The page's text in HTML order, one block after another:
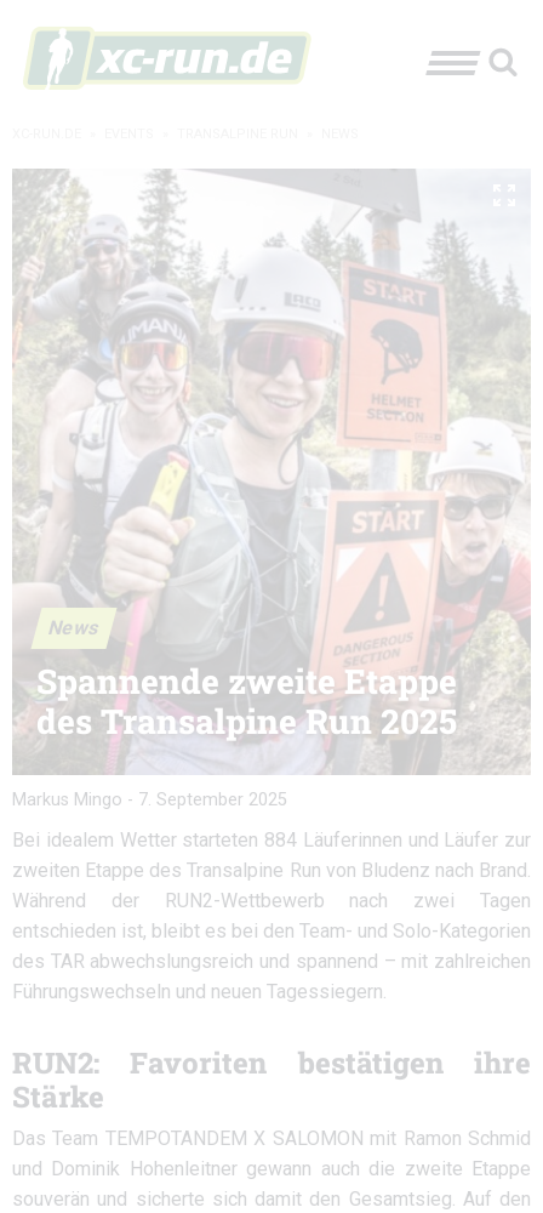
News
Spannende zweite Etappe
des Transalpine Run 2025
Markus Mingo - 7. September 2025
Bei idealem Wetter starteten 884 Läuferinnen und Läufer zur
zweiten Etappe des Transalpine Run von Bludenz nach Brand.
Während der RUN2-Wettbewerb nach zwei Tagen
entschieden ist, bleibt es bei den Team- und Solo-Kategorien
des TAR abwechslungsreich und spannend – mit zahlreichen
Führungswechseln und neuen Tagessiegern.
RUN2: Favoriten bestätigen ihre
Stärke
Das Team TEMPOTANDEM X SALOMON mit Ramon Schmid
und Dominik Hohenleitner gewann auch die zweite Etappe
souverän und sicherte sich damit den Gesamtsieg. Auf den